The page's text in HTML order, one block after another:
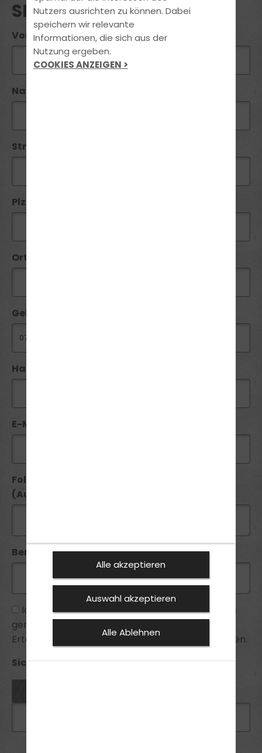
SEMINAR ANFRAGE
Vorname*:
Name*:
Straße / Nr:
Plz*:
Ort*:
Geburtsdatum:
Handy / Telefon:*
E-Mail*:
Folgende Führerscheine besitze ich seit
(Ausstellungsdatum):
Bemerkung:
Ich habe dieDatenschutzhinweisezur Kenntnis
genommen und bin mit ihnen einverstanden.
Erteilte Einwilligungen kann ich jederzeit widerrufen.
Sicherheitsabfrage *:
Nutzers ausrichten zu können. Dabei
speichern wir relevante
Informationen, die sich aus der
Nutzung ergeben.
COOKIES ANZEIGEN >
Alle akzeptieren
Auswahl akzeptieren
Alle Ablehnen